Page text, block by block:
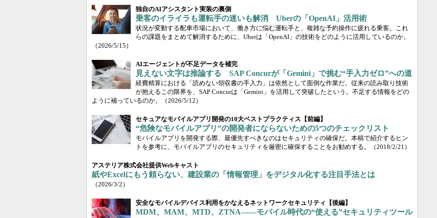
独自のAIアシスタント実装の裏側
乗客のイライラも運転手の迷いも解消 Uberの「OpenAI」活用術
状況が変動する配車市場において、働き方に悩む運転手と、複雑な予約操作に疲れる乗客。これ
らの課題をまとめて解消するために、Uberは「OpenAI」の技術をどのように活用しているのか。
（2026/5/15）
AIエージェントが不足データを補完
見えない文字は推論する SAP Concurが「Gemini」で挑む“手入力ゼロ”への道
経費精算における「読めない領収書の手入力」は依然として面倒な作業だ。従来の読み取り技術
が抱えるこの限界を、SAP Concurは「Gemini」を活用して突破したという。不足する情報をどの
ように補っているのか。
（2026/5/12）
セキュアなモバイルアプリ開発の10大ベストプラクティス【前編】
“危険なモバイルアプリ”の開発者にならないための5つのチェックリスト
モバイルアプリを開発する際、最優先すべきなのはセキュリティの確保だ。本稿で紹介するヒン
トを参考に、モバイルアプリのセキュリティを厳密に確保することをお勧めする。
（2018/2/21）
アステリア株式会社提供Webキャスト
紙やExcelにもう頼らない、建設業の「情報管理」をデジタル化する注目手法とは
（2026/3/2）
安全なモバイルデバイス利用をかなえるネットワークセキュリティ【後編】
MDM、MAM、MTD、ZTNA――モバイル時代の“使える”セキュリティツール